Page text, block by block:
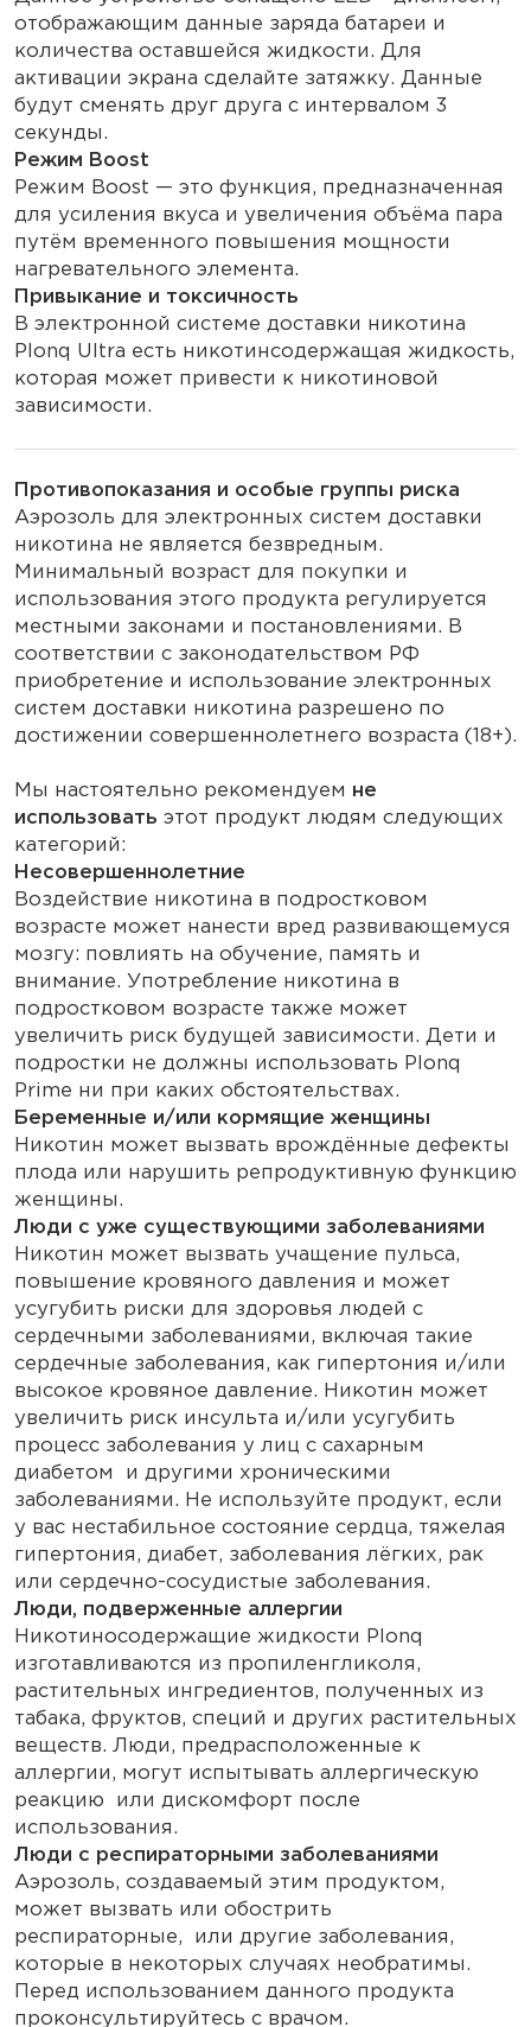
отображающим данные заряда батареи и
количества оставшейся жидкости. Для
активации экрана сделайте затяжку. Данные
будут сменять друг друга с интервалом 3
секунды.
Режим Boost
Режим Boost — это функция, предназначенная
для усиления вкуса и увеличения объёма пара
путём временного повышения мощности
нагревательного элемента.
Привыкание и токсичность
В электронной системе доставки никотина
Plonq Ultra есть никотинсодержащая жидкость,
которая может привести к никотиновой
зависимости.
Противопоказания и особые группы риска
Аэрозоль для электронных систем доставки
никотина не является безвредным.
Минимальный возраст для покупки и
использования этого продукта регулируется
местными законами и постановлениями. В
соответствии с законодательством РФ
приобретение и использование электронных
систем доставки никотина разрешено по
достижении совершеннолетнего возраста (18+).
Мы настоятельно рекомендуем не
использовать этот продукт людям следующих
категорий:
Несовершеннолетние
Воздействие никотина в подростковом
возрасте может нанести вред развивающемуся
мозгу: повлиять на обучение, память и
внимание. Употребление никотина в
подростковом возрасте также может
увеличить риск будущей зависимости. Дети и
подростки не должны использовать Plonq
Prime ни при каких обстоятельствах.
Беременные и/или кормящие женщины
Никотин может вызвать врождённые дефекты
плода или нарушить репродуктивную функцию
женщины.
Люди с уже существующими заболеваниями
Никотин может вызвать учащение пульса,
повышение кровяного давления и может
усугубить риски для здоровья людей с
сердечными заболеваниями, включая такие
сердечные заболевания, как гипертония и/или
высокое кровяное давление. Никотин может
увеличить риск инсульта и/или усугубить
процесс заболевания у лиц с сахарным
диабетом и другими хроническими
заболеваниями. Не используйте продукт, если
у вас нестабильное состояние сердца, тяжелая
гипертония, диабет, заболевания лёгких, рак
или сердечно-сосудистые заболевания.
Люди, подверженные аллергии
Никотиносодержащие жидкости Plonq
изготавливаются из пропиленгликоля,
растительных ингредиентов, полученных из
табака, фруктов, специй и других растительных
веществ. Люди, предрасположенные к
аллергии, могут испытывать аллергическую
реакцию или дискомфорт после
использования.
Люди с респираторными заболеваниями
Аэрозоль, создаваемый этим продуктом,
может вызвать или обострить
респираторные, или другие заболевания,
которые в некоторых случаях необратимы.
Перед использованием данного продукта
проконсультируйтесь с врачом.